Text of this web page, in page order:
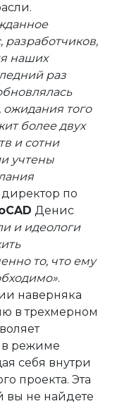
разработчиков,
наших
раз
ожидания того
более двух
и сотни
учтены
по
Денис
и идеологи
то, что ему
.
наверняка
в трехмерном
в режиме
себя внутри
проекта. Эта
вы не найдете